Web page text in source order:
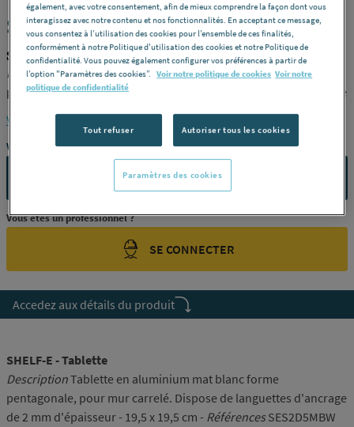
SHELF-E - Tablette
SCHLUTER SES2D5MBW
DescriptionTablette en aluminium mat blanc forme
pentagonale, pour mur carrelé. Dispose de languettes d'ancrage
de 2 mm d'épaisseur - 19,5 x 19,5 cm -RéférencesSES2D5MBW
Voir la description complète
Vous avez un projet ?
CONTACTEZ-NOUS
Vous êtes un professionnel ?
SE CONNECTER
Accedez aux détails du produit
SHELF-E - Tablette
DescriptionTablette en aluminium mat blanc forme
pentagonale, pour mur carrelé. Dispose de languettes d'ancrage
de 2 mm d'épaisseur - 19,5 x 19,5 cm - Références SES2D5MBW
également, avec votre consentement, afin de mieux comprendre la façon dont vous
interagissez avec notre contenu et nos fonctionnalités. En acceptant ce message,
vous consentez à l’utilisation des cookies pour l’ensemble de ces finalités,
conformément à notre Politique d'utilisation des cookies et notre Politique de
confidentialité. Vous pouvez également configurer vos préférences à partir de
l’option "Paramètres des cookies”. Voir notre politique de cookies Voir notre
politique de confidentialité
Tout refuser Autoriser tous les cookies
Paramètres des cookies